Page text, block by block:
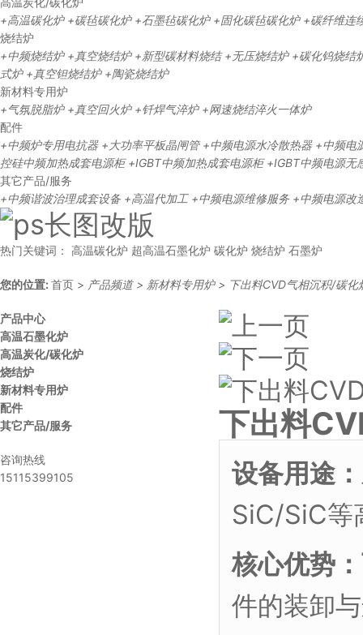
+高温碳化炉 +碳毡碳化炉 +石墨毡碳化炉 +固化碳毡碳化炉 +碳纤维连
烧结炉
+中频烧结炉 +真空烧结炉 +新型碳材料烧结+无压烧结炉 +碳化钨烧结
式炉 +真空钽烧结炉 +陶瓷烧结炉
新材料专用炉
+气氛脱脂炉 +真空回火炉 +钎焊气淬炉 +网速烧结淬火一体炉
配件
+中频炉专用电抗器 +大功率平板晶闸管+中频电源水冷散热器 +中频电
控硅中频加热成套电源柜+IGBT中频加热成套电源柜+IGBT中频电源无
其它产品/服务
+中频谐波治理成套设备 +高温代加工 +中频电源维修服务 +中频电源改
热门关键词： 高温碳化炉 超高温石墨化炉 碳化炉 烧结炉 石墨炉
您的位置:首页 > 产品频道 > 新材料专用炉 > 下出料CVD气相沉积/碳化
产品中心
高温石墨化炉
高温炭化/碳化炉
烧结炉
新材料专用炉
配件
其它产品/服务
咨询热线
15115399105
下出料
设备用途：
SiC/SiC等
核心优势：
件的装卸